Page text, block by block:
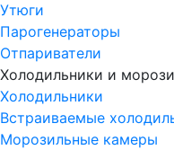
Утюги
Парогенераторы
Отпариватели
Холодильники и
Холодильники
Встраиваемые
Морозильные камеры